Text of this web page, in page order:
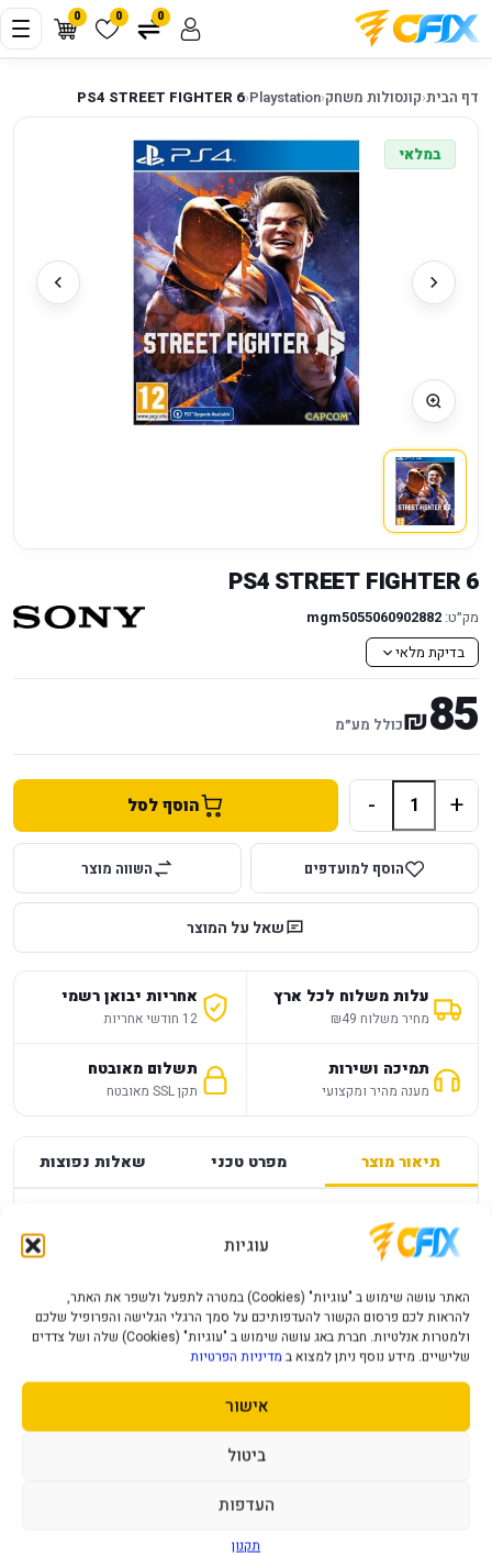
עוגיות
האתר עושה שימוש ב "עוגיות" (Cookies) במטרה לתפעל ולשפר את האתר,
להראות לכם פרסום הקשור להעדפותיכם על סמך הרגלי הגלישה והפרופיל שלכם
ולמטרות אנלטיות. חברת באג עושה שימוש ב "עוגיות" (Cookies) שלה ושל צדדים
שלישיים. מידע נוסף ניתן למצוא ב מדיניות הפרטיות
אישור
ביטול
העדפות
תקנון
0 0 0
דף הבית‹קונסולות משחק‹
Playstation
‹
PS4 STREET FIGHTER 6
במלאי
PS4 STREET FIGHTER 6
מק״ט: mgm5055060902882
בדיקת מלאי
85
₪כולל מע״מ
+
- הוסף לסל
הוסף למועדפים השווה מוצר
שאל על המוצר
עלות משלוח לכל ארץ
מחיר משלוח ₪49
אחריות יבואן רשמי
12 חודשי אחריות
תמיכה ושירות
מענה מהיר ומקצועי
תשלום מאובטח
תקן SSL מאובטח
תיאור מוצר מפרט טכני שאלות נפוצות
מפרט
PS4 STREET FIGHTER 6
פרטי המוצר יעודכנו בקרוב.
מוצרים נוספים שעשויים לעניין אותך